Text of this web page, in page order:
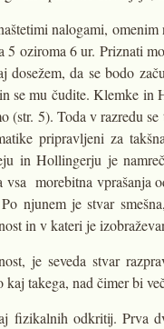
nalogami,
oziroma 6 ur. Priznati
dosežem, da se bodo
se mu čudite. Klemke
(str. 5). Toda v razredu
pripravljeni za
in Hollingerju je
vsa morebitna
njunem je stvar
in v kateri je
je seveda stvar
takega, nad čimer bi
fizikalnih odkritij. Prva